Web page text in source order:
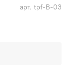
арт. tpf-B-03